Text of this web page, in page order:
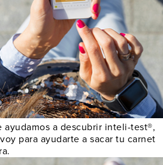
ayudamos a descubrir inteli-test®,
para ayudarte a sacar tu carnet